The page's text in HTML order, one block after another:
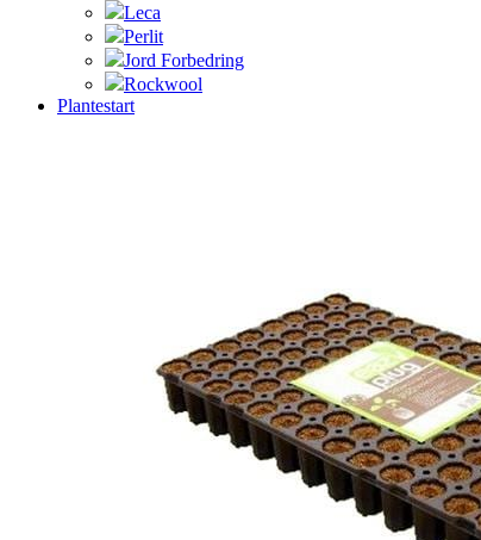
Leca
Perlit
Jord Forbedring
Rockwool
Plantestart